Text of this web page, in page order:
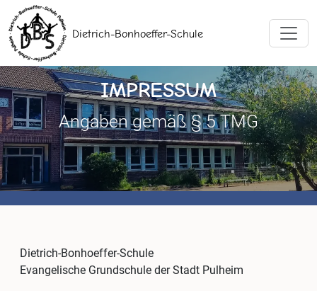
Dietrich-Bonhoeffer-Schule
IMPRESSUM
Angaben gemäß § 5 TMG
Dietrich-Bonhoeffer-Schule
Evangelische Grundschule der Stadt Pulheim